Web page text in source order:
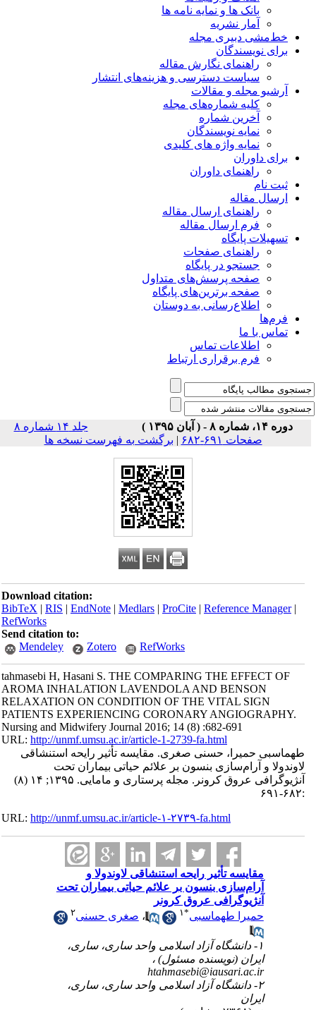
بانک ها و نمایه نامه ها
آمار نشریه
خط‌مشی دبیری مجله
برای نویسندگان
راهنمای نگارش مقاله
سیاست دسترسی و هزینه‌های انتشار
آرشیو مجله و مقالات
کلیه شماره‌های مجله
آخرین شماره
نمایه نویسندگان
نمایه واژه های کلیدی
برای داوران
راهنمای داوران
ثبت نام
ارسال مقاله
راهنمای ارسال مقاله
فرم ارسال مقاله
تسهیلات پایگاه
راهنمای صفحات
جستجو در پایگاه
صفحه پرسش‌های متداول
صفحه برترین‌های پایگاه
اطلاع‌رسانی به دوستان
فرم‌ها
تماس با ما
اطلاعات تماس
فرم برقراری ارتباط
دوره ۱۴، شماره ۸ - ( آبان ۱۳۹۵ )
جلد ۱۴ شماره ۸
صفحات ۶۹۱-۶۸۲
| برگشت به فهرست نسخه ها
Download citation:
BibTeX|RIS|EndNote|Medlars|ProCite|Reference Manager
RefWorks
Send citation to:
Mendeley
Zotero RefWorks
tahmasebi H, Hasani S. THE COMPARING THE EFFECT OF
AROMA INHALATION LAVENDOLA AND BENSON
RELAXATION ON CONDITION OF THE VITAL SIGN
PATIENTS EXPERIENCING CORONARY ANGIOGRAPHY.
Nursing and Midwifery Journal 2016; 14 (8) :682-691
URL:http://unmf.umsu.ac.ir/article-1-2739-fa.html
طهماسبی حمیرا، حسنی صغری. مقایسه تأثیر رایحه استنشاقی
لاوندولا و آرام‌سازی بنسون بر علائم حیاتی بیماران تحت
آنژیوگرافی عروق کرونر. مجله پرستاری و مامایی. ۱۳۹۵; ۱۴ (۸)
URL:http://unmf.umsu.ac.ir/article-۱-۲۷۳۹-fa.html
مقایسه تأثیر رایحه استنشاقی لاوندولا و
آرام‌سازی بنسون بر علائم حیاتی بیماران تحت
آنژیوگرافی عروق کرونر
حمیرا طهماسبی
۱ ،صغری حسنی
۱- دانشگاه آزاد اسلامی واحد ساری، ساری،
ایران (نویسنده مسئول) ،
htahmasebi@iausari.ac.ir
۲- دانشگاه آزاد اسلامی واحد ساری، ساری،
ایران